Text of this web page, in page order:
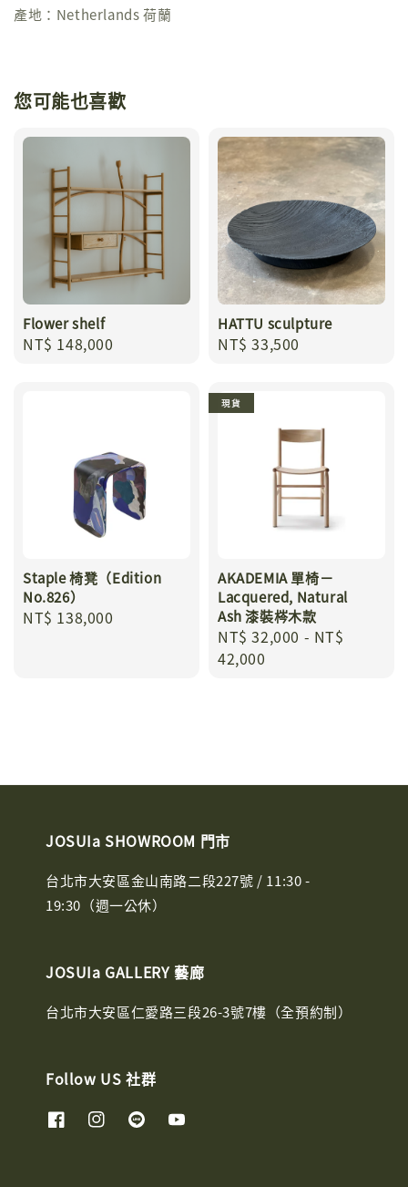
產地：Netherlands 荷蘭
您可能也喜歡
Flower shelf
Regular
NT$ 148,000
HATTU sculpture
Regular
NT$ 33,500
Staple 椅凳（Edition
No.826）
Regular
NT$ 138,000
現貨
AKADEMIA 單椅－
Lacquered, Natural
Ash 漆裝梣木款
Regular
price
NT$ 32,000 - NT$
42,000
JOSUIa SHOWROOM 門市
台北市大安區金山南路二段227號 / 11:30 -
19:30（週一公休）
JOSUIa GALLERY 藝廊
台北市大安區仁愛路三段26-3號7樓（全預約制）
Follow US 社群